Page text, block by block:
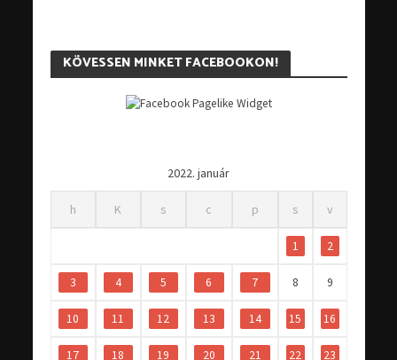
KÖVESSEN MINKET FACEBOOKON!
2022. január
h K s c p s v
1 2
3 4 5 6 7 8 9
10 11 12 13 14 15 16
17 18 19 20 21 22 23